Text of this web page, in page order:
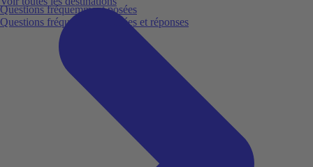
Questions fréquemment posées
Questions fréquemment posées et réponses